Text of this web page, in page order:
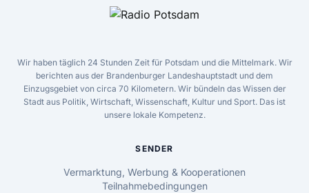
Wir haben täglich 24 Stunden Zeit für Potsdam und die Mittelmark. Wir
berichten aus der Brandenburger Landeshauptstadt und dem
Einzugsgebiet von circa 70 Kilometern. Wir bündeln das Wissen der
Stadt aus Politik, Wirtschaft, Wissenschaft, Kultur und Sport. Das ist
unsere lokale Kompetenz.
SENDER
Vermarktung, Werbung & Kooperationen
Teilnahmebedingungen